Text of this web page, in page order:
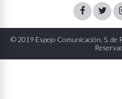
FacebookTwitter
© 2019 Espejo Comunicación, S. de